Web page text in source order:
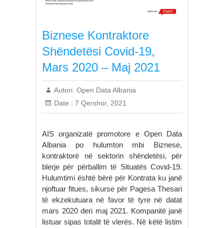
Biznese Kontraktore
Shëndetësi Covid-19,
Mars 2020 – Maj 2021
Autori: Open Data Albania
Date : 7 Qershor, 2021
AIS organizatë promotore e Open Data
Albania po hulumton mbi Biznese,
kontraktorë në sektorin shëndetësi, për
blerje për përballim të Situatës Covid-19.
Hulumtimi është bërë për Kontrata ku janë
njoftuar fitues, sikurse për Pagesa Thesari
të ekzekutuara në favor të tyre në datat
mars 2020 deri maj 2021. Kompanitë janë
listuar sipas totalit të vlerës. Në këtë listim